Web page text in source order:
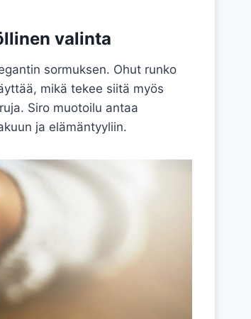
valinta
sormuksen. Ohut runko
mikä tekee siitä myös
Siro muotoilu antaa
ja elämäntyyliin.